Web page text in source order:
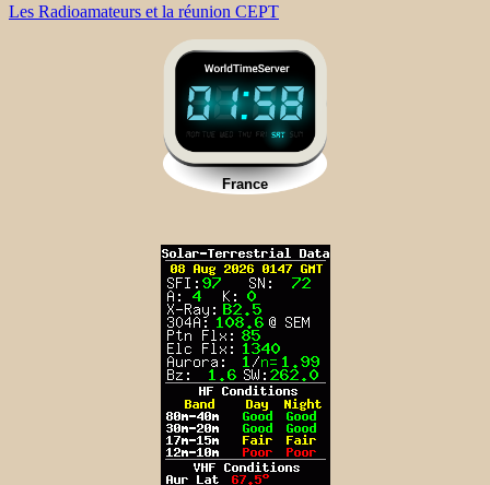
Les Radioamateurs et la réunion CEPT